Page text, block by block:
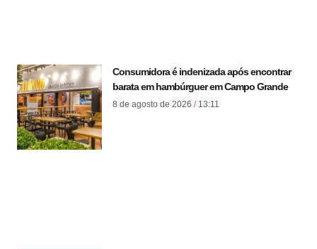
Consumidora é indenizada após encontrar
barata em hambúrguer em Campo Grande
8 de agosto de 2026 13:11